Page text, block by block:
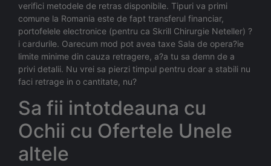
verifici metodele de retras disponibile. Tipuri va primi
comune la Romania este de fapt transferul financiar,
portofelele electronice (pentru ca Skrill Chirurgie Neteller) ?
i cardurile. Oarecum mod pot avea taxe Sala de opera?ie
limite minime din cauza retragere, a?a tu sa demn de a
privi detalii. Nu vrei sa pierzi timpul pentru doar a stabili nu
faci retrage in o cantitate, nu?
Sa fii intotdeauna cu
Ochii cu Ofertele Unele
altele